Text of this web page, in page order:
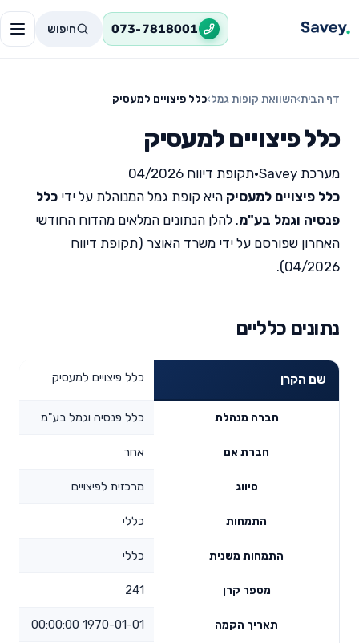
073-7818001 חיפוש
דף הבית›השוואת קופות גמל›כלל פיצויים למעסיק
כלל פיצויים למעסיק
מערכת Savey •תקופת דיווח 04/2026
כלל פיצויים למעסיק היא קופת גמל המנוהלת על ידי כלל
פנסיה וגמל בע"מ. להלן הנתונים המלאים מהדוח החודשי
האחרון שפורסם על ידי משרד האוצר (תקופת דיווח
04/2026).
נתונים כלליים
שם הקרן כלל פיצויים למעסיק
חברה מנהלת כלל פנסיה וגמל בע"מ
חברת אם אחר
סיווג מרכזית לפיצויים
התמחות כללי
התמחות משנית כללי
מספר קרן 241
תאריך הקמה 1970-01-01 00:00:00